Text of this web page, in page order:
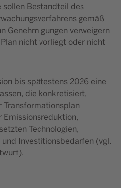
sollen Bestandteil des
gemäß
Genehmigungen verweigern
nicht vorliegt oder nicht
bis spätestens 2026 eine
die konkretisiert,
Transformationsplan
Emissionsreduktion,
Technologien,
Investitionsbedarfen (vgl.